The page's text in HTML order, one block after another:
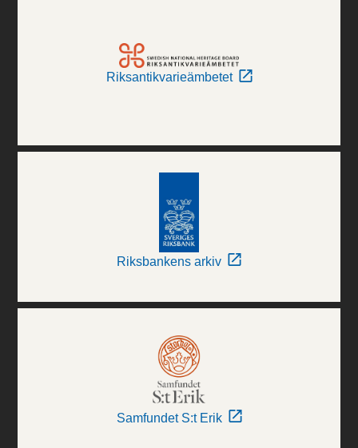
Riksantikvarieämbetet
Riksbankens arkiv
Samfundet S:t Erik